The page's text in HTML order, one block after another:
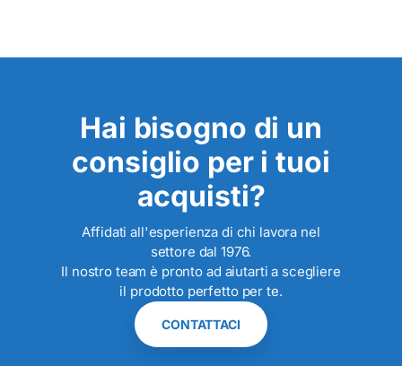
Hai bisogno di un
consiglio per i tuoi
acquisti?
Affidati all'esperienza di chi lavora nel
settore dal 1976.
Il nostro team è pronto ad aiutarti a scegliere
il prodotto perfetto per te.
CONTATTACI